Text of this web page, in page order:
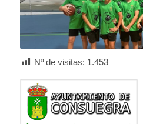
Nº de visitas: 1.453